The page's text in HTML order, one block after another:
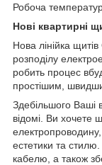
Робоча
Нові квартирні
Нова лінійка
розподілу
робить процес
простішим,
Здебільшого Ваші
відомі. Ви хочете
естетики та
кабелю, а також